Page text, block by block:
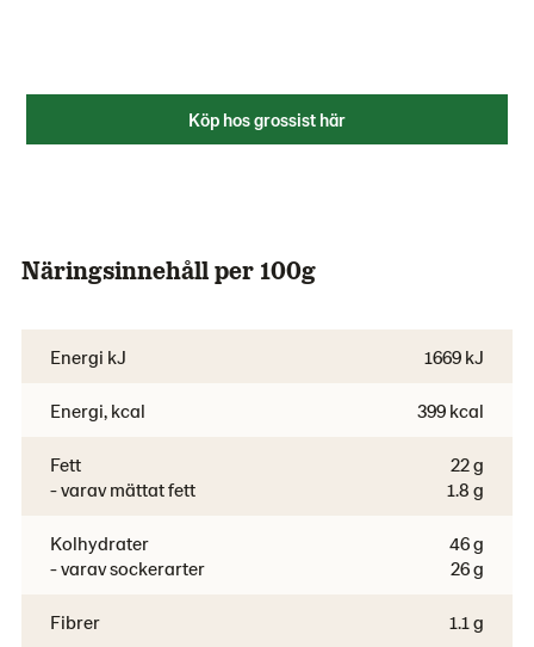
Köp hos grossist här
Näringsinnehåll per 100g
Energi kJ 1669 kJ
Energi, kcal 399 kcal
Fett
- varav mättat fett
22 g
1.8 g
Kolhydrater
- varav sockerarter
46 g
26 g
Fibrer 1.1 g